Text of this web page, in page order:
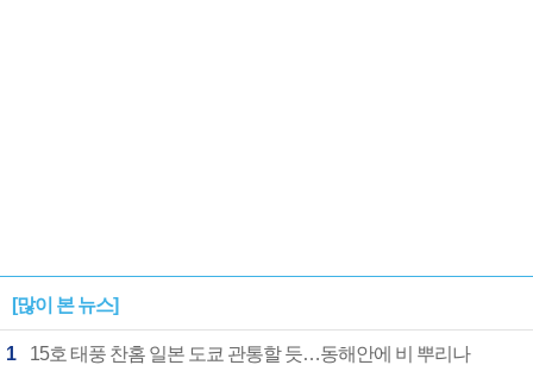
[많이 본 뉴스]
1 15호 태풍 찬홈 일본 도쿄 관통할 듯…동해안에 비 뿌리나